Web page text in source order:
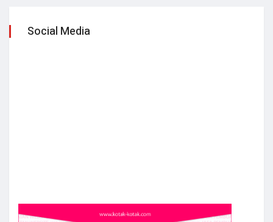
Social Media